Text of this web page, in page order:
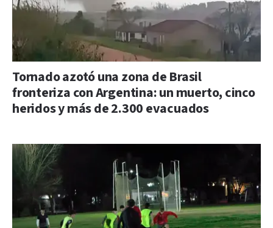
Tornado azotó una zona de Brasil
fronteriza con Argentina: un muerto, cinco
heridos y más de 2.300 evacuados